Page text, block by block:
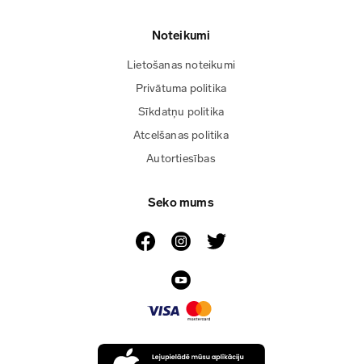
Noteikumi
Lietošanas noteikumi
Privātuma politika
Sīkdatņu politika
Atcelšanas politika
Autortiesības
Seko mums